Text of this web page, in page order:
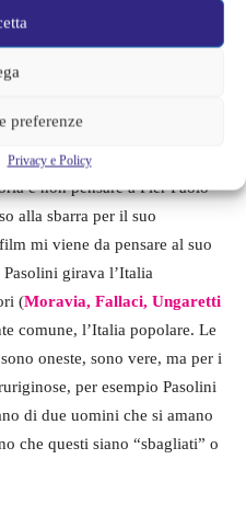
preferenze
Privacy e Policy
in
storie
e non pensare a Pier Paolo
alla sbarra per il suo
mi viene da pensare al suo
girava l’Italia
(Moravia, Fallaci, Ungaretti
comune, l’Italia popolare. Le
oneste, sono vere, ma per i
per esempio Pasolini
di due uomini che si amano
che questi siano “sbagliati” o